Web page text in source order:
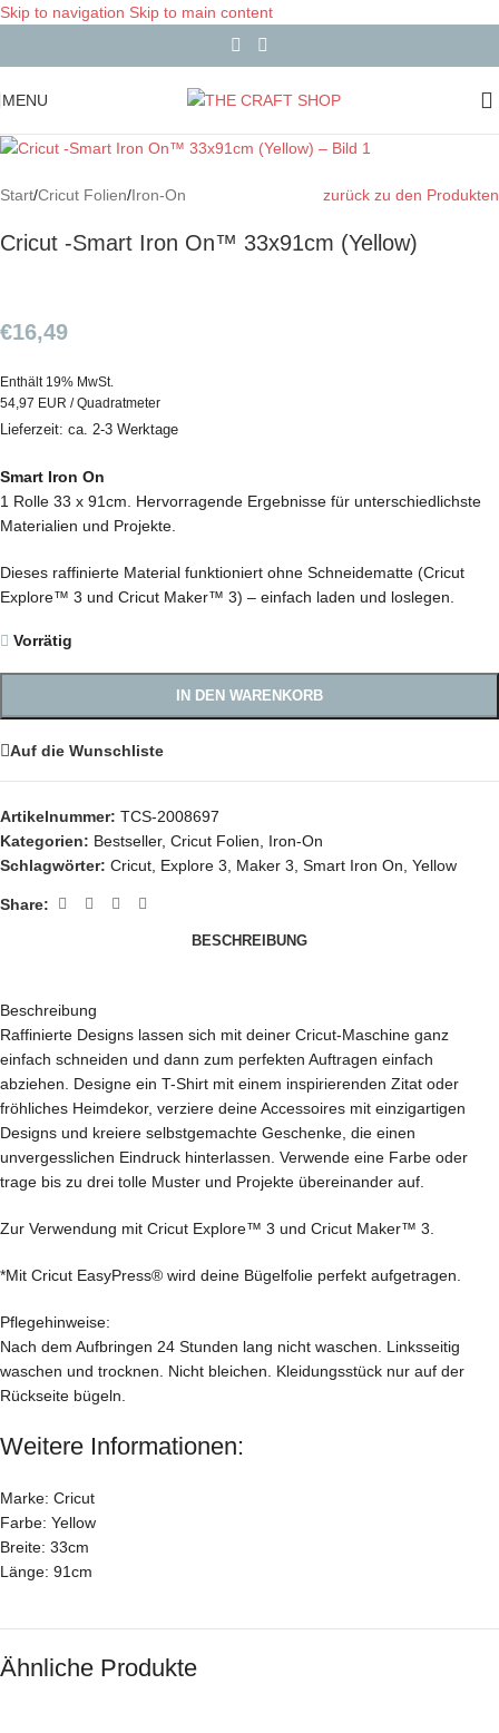
Skip to navigation Skip to main content
MENU
Start/Cricut Folien/Iron-On zurück zu den Produkten
Cricut -Smart Iron On™ 33x91cm (Yellow)
€16,49
Enthält 19% MwSt.
54,97 EUR / Quadratmeter
Lieferzeit: ca. 2-3 Werktage
Smart Iron On
1 Rolle 33 x 91cm. Hervorragende Ergebnisse für unterschiedlichste
Materialien und Projekte.
Dieses raffinierte Material funktioniert ohne Schneidematte (Cricut
Explore™ 3 und Cricut Maker™ 3) – einfach laden und loslegen.
Vorrätig
IN DEN WARENKORB
Auf die Wunschliste
Artikelnummer: TCS-2008697
Kategorien: Bestseller, Cricut Folien, Iron-On
Schlagwörter: Cricut, Explore 3, Maker 3, Smart Iron On, Yellow
Share:
BESCHREIBUNG
Beschreibung
Raffinierte Designs lassen sich mit deiner Cricut-Maschine ganz
einfach schneiden und dann zum perfekten Auftragen einfach
abziehen. Designe ein T-Shirt mit einem inspirierenden Zitat oder
fröhliches Heimdekor, verziere deine Accessoires mit einzigartigen
Designs und kreiere selbstgemachte Geschenke, die einen
unvergesslichen Eindruck hinterlassen. Verwende eine Farbe oder
trage bis zu drei tolle Muster und Projekte übereinander auf.
Zur Verwendung mit Cricut Explore™ 3 und Cricut Maker™ 3.
*Mit Cricut EasyPress® wird deine Bügelfolie perfekt aufgetragen.
Pflegehinweise:
Nach dem Aufbringen 24 Stunden lang nicht waschen. Linksseitig
waschen und trocknen. Nicht bleichen. Kleidungsstück nur auf der
Rückseite bügeln.
Weitere Informationen:
Marke: Cricut
Farbe: Yellow
Breite: 33cm
Länge: 91cm
Ähnliche Produkte